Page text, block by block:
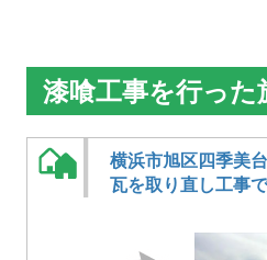
漆喰工事を行った
横浜市旭区四季美
瓦を取り直し工事